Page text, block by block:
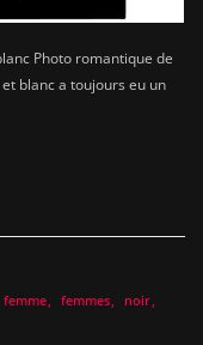
Photo romantique de
blanc a toujours eu un
femme femmes
noir